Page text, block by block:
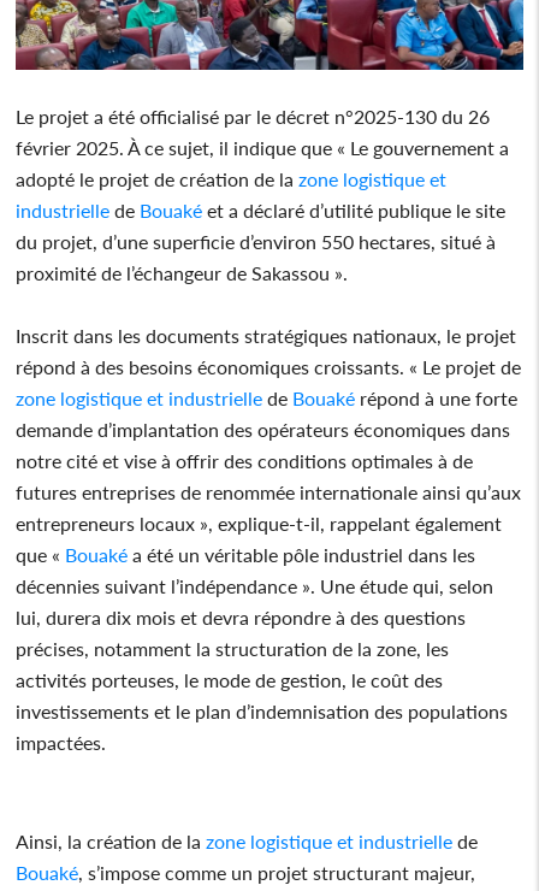
Le projet a été officialisé par le décret n°2025-130 du 26
février 2025. À ce sujet, il indique que « Le gouvernement a
adopté le projet de création de la zone logistique et
industrielle de Bouaké et a déclaré d’utilité publique le site
du projet, d’une superficie d’environ 550 hectares, situé à
proximité de l’échangeur de Sakassou ».
Inscrit dans les documents stratégiques nationaux, le projet
répond à des besoins économiques croissants. « Le projet de
zone logistique et industrielle de Bouaké répond à une forte
demande d’implantation des opérateurs économiques dans
notre cité et vise à offrir des conditions optimales à de
futures entreprises de renommée internationale ainsi qu’aux
entrepreneurs locaux », explique-t-il, rappelant également
que « Bouaké a été un véritable pôle industriel dans les
décennies suivant l’indépendance ». Une étude qui, selon
lui, durera dix mois et devra répondre à des questions
précises, notamment la structuration de la zone, les
activités porteuses, le mode de gestion, le coût des
investissements et le plan d’indemnisation des populations
impactées.
Ainsi, la création de la zone logistique et industrielle de
Bouaké, s’impose comme un projet structurant majeur,